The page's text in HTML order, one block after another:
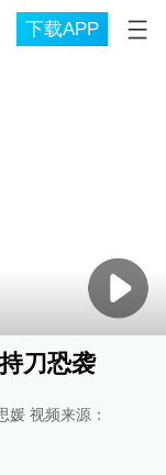
下载APP
刀恐袭
媛 视频来源：